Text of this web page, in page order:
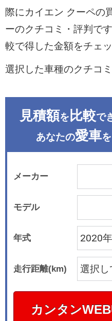
際にカイエン クーペの
ーのクチコミ・評判で
較で得した金額をチェ
選択した車種のクチコ
見積額を 比較で
あなたの愛車を
メーカー
モデル
年式
走行距離(km)
カンタン